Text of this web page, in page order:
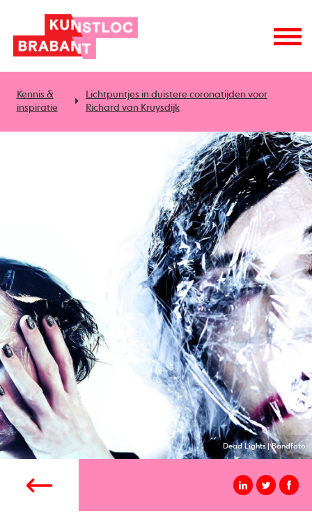
Kennis &
inspiratie
Lichtpuntjes in duistere coronatijden voor
Richard van Kruysdijk
Dead Lights | Bandfoto